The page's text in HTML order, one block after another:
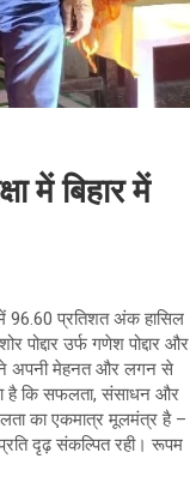
में बिहार में
में 96.60 प्रतिशत अंक हासिल
उर्फ गणेश पोद्दार और
ने अपनी मेहनत और लगन से
है कि सफलता, संसाधन और
का एकमात्र मूलमंत्र है –
दृढ़ संकल्पित रही। रूपम